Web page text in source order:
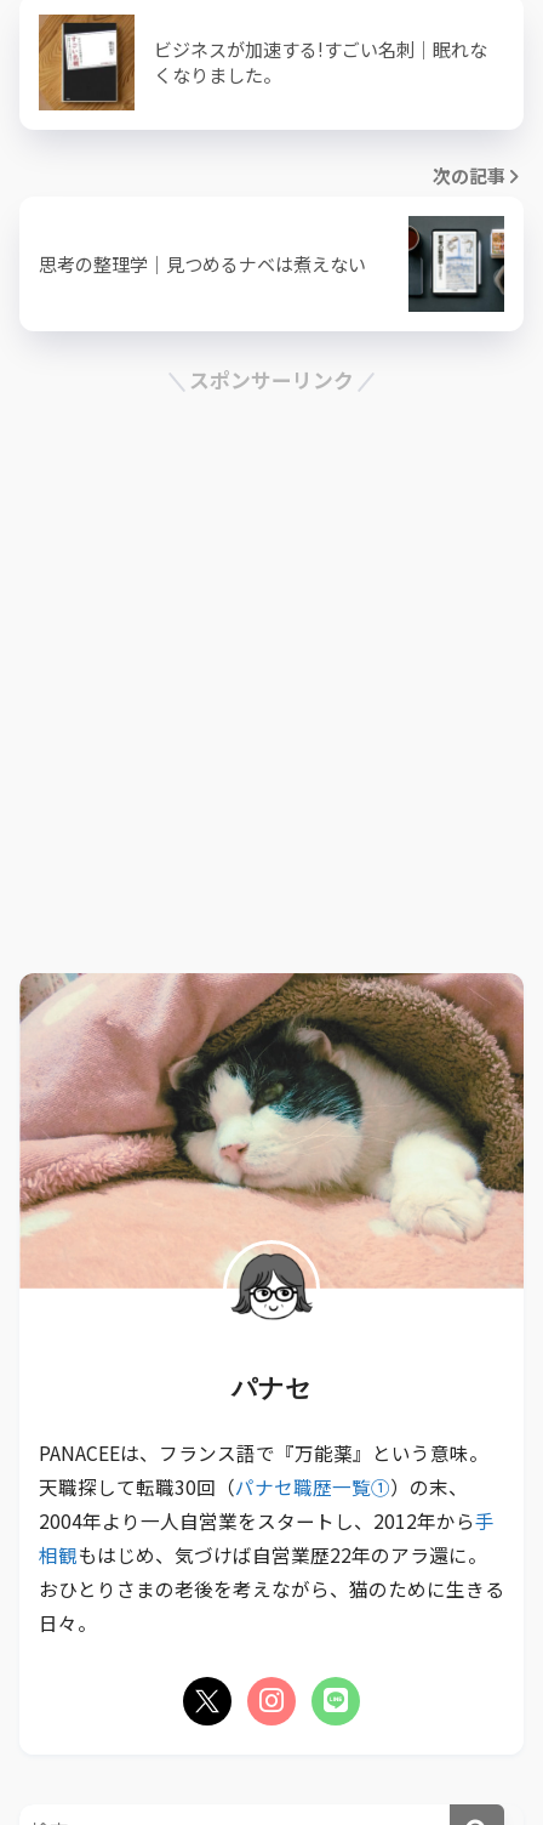
ビジネスが加速する!すごい名刺｜眠れな
くなりました。
次の記事
思考の整理学｜見つめるナベは煮えない
スポンサーリンク
パナセ
PANACEEは、フランス語で『万能薬』という意味。
天職探して転職30回（パナセ職歴一覧①）の末、
2004年より一人自営業をスタートし、2012年から手
相観もはじめ、気づけば自営業歴22年のアラ還に。
おひとりさまの老後を考えながら、猫のために生きる
日々。